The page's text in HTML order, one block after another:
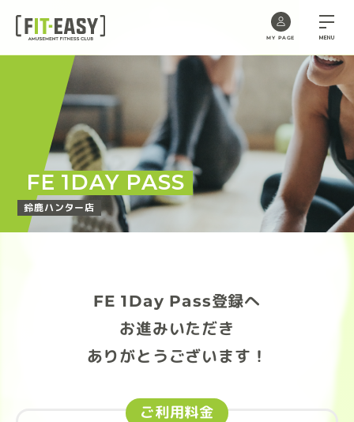
content
MY PAGE MENU
FE 1DAY PASS
鈴鹿ハンター店
FE 1Day Pass登録へ
お進みいただき
ありがとうございます！
ご利用料金